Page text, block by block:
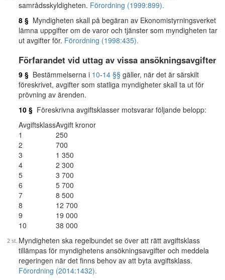
samrådsskyldigheten. Förordning (1999:899).
8 § Myndigheten skall på begäran av Ekonomistyrningsverket
lämna uppgifter om de varor och tjänster som myndigheten tar
ut avgifter för. Förordning (1998:435).
Förfarandet vid uttag av vissa ansökningsavgifter
9 § Bestämmelserna i 10-14 §§ gäller, när det är särskilt
föreskrivet, avgifter som statliga myndigheter skall ta ut för
prövning av ärenden.
10 § Föreskrivna avgiftsklasser motsvarar följande belopp:
AvgiftsklassAvgift kronor
1
250
2
700
3
1 350
4
2 300
5
3 700
6
5 700
7
8 500
8
12 700
9
19 000
10
38 000
Myndigheten ska regelbundet se över att rätt avgiftsklass
tillämpas för myndighetens ansökningsavgifter och meddela
regeringen när det finns behov av att byta avgiftsklass.
Förordning (2014:1432).